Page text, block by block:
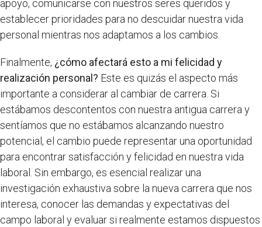
apoyo, comunicarse con nuestros seres queridos y
establecer prioridades para no descuidar nuestra vida
personal mientras nos adaptamos a los cambios.
Finalmente, ¿cómo afectará esto a mi felicidad y
realización personal? Este es quizás el aspecto más
importante a considerar al cambiar de carrera. Si
estábamos descontentos con nuestra antigua carrera y
sentíamos que no estábamos alcanzando nuestro
potencial, el cambio puede representar una oportunidad
para encontrar satisfacción y felicidad en nuestra vida
laboral. Sin embargo, es esencial realizar una
investigación exhaustiva sobre la nueva carrera que nos
interesa, conocer las demandas y expectativas del
campo laboral y evaluar si realmente estamos dispuestos